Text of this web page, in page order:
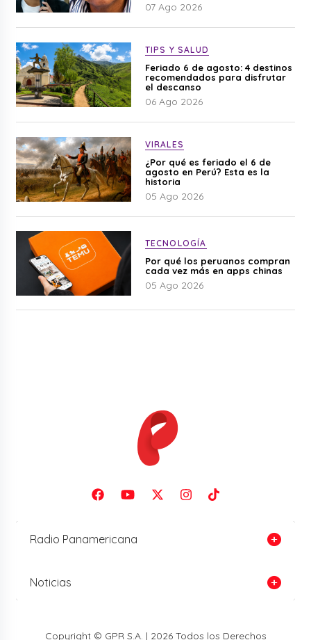
07 Ago 2026
TIPS Y SALUD
Feriado 6 de agosto: 4 destinos
recomendados para disfrutar
el descanso
06 Ago 2026
VIRALES
¿Por qué es feriado el 6 de
agosto en Perú? Esta es la
historia
05 Ago 2026
TECNOLOGÍA
Por qué los peruanos compran
cada vez más en apps chinas
05 Ago 2026
Radio Panamericana
Noticias
Copyright © GPR S.A. | 2026 Todos los Derechos